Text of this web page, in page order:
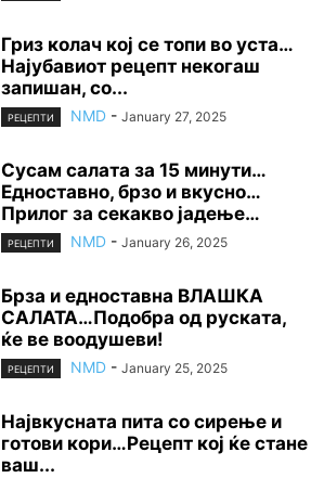
Гриз колач кој се топи во уста…
Најубавиот рецепт некогаш
запишан, со...
РЕЦЕПТИ NMD - January 27, 2025
Сусам салата за 15 минути…
Едноставно, брзо и вкусно…
Прилог за секакво јадење…
РЕЦЕПТИ NMD - January 26, 2025
Брза и едноставна ВЛАШКА
САЛАТА…Подобра од руската,
ќе ве воодушеви!
РЕЦЕПТИ NMD - January 25, 2025
Највкусната пита со сирење и
готови кори…Рецепт кој ќе стане
ваш...